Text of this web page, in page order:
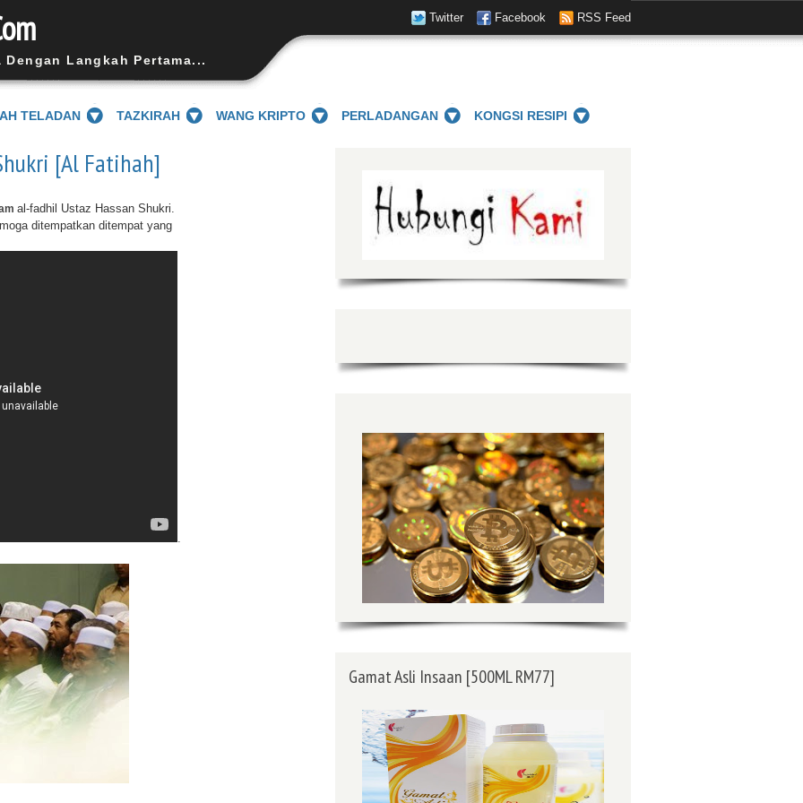
Langkah Pertama...
Twitter Facebook RSS Feed
TELADAN TAZKIRAH WANG KRIPTO PERLADANGAN KONGSI RESIPI
[Al Fatihah]
al-fadhil Ustaz Hassan Shukri.
ditempatkan ditempat yang
.
Gamat Asli Insaan [500ML RM77]